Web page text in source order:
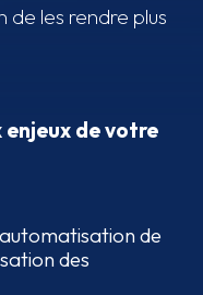
les rendre plus
enjeux de votre
de
des